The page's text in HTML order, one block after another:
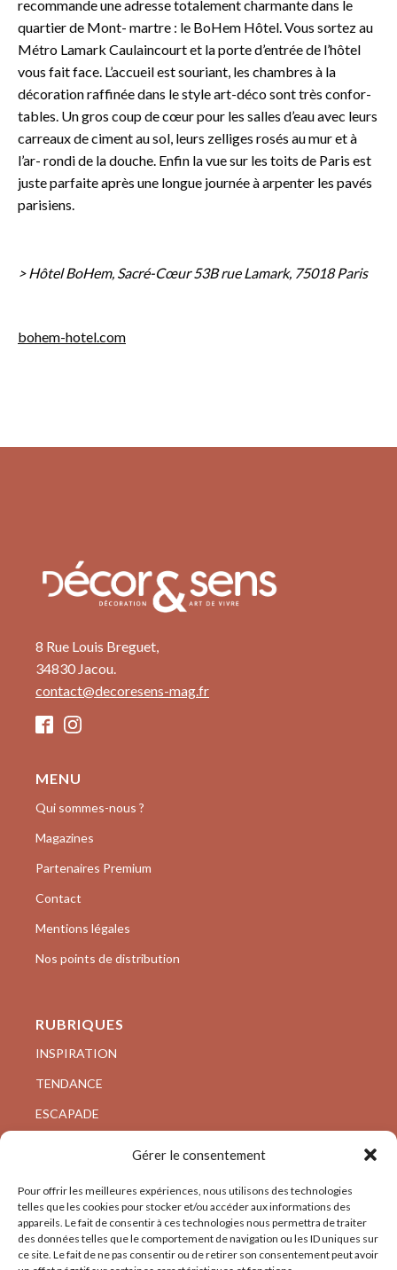
Gérer le consentement
Pour offrir les meilleures expériences, nous utilisons des technologies
telles que les cookies pour stocker et/ou accéder aux informations des
appareils. Le fait de consentir à ces technologies nous permettra de traiter
des données telles que le comportement de navigation ou les ID uniques sur
ce site. Le fait de ne pas consentir ou de retirer son consentement peut avoir
recommande une adresse totalement charmante dans le
quartier de Mont- martre : le BoHem Hôtel. Vous sortez au
Métro Lamark Caulaincourt et la porte d’entrée de l’hôtel
vous fait face. L’accueil est souriant, les chambres à la
décoration raffinée dans le style art-déco sont très confor-
tables. Un gros coup de cœur pour les salles d’eau avec leurs
carreaux de ciment au sol, leurs zelliges rosés au mur et à
l’ar- rondi de la douche. Enfin la vue sur les toits de Paris est
juste parfaite après une longue journée à arpenter les pavés
parisiens.
> Hôtel BoHem, Sacré-Cœur 53B rue Lamark, 75018 Paris
bohem-hotel.com
8 Rue Louis Breguet,
34830 Jacou.
contact@decoresens-mag.fr
MENU
Qui sommes-nous ?
Magazines
Partenaires Premium
Contact
Mentions légales
Nos points de distribution
RUBRIQUES
INSPIRATION
TENDANCE
ESCAPADE